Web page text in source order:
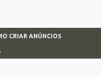
CRIAR ANÚNCIOS